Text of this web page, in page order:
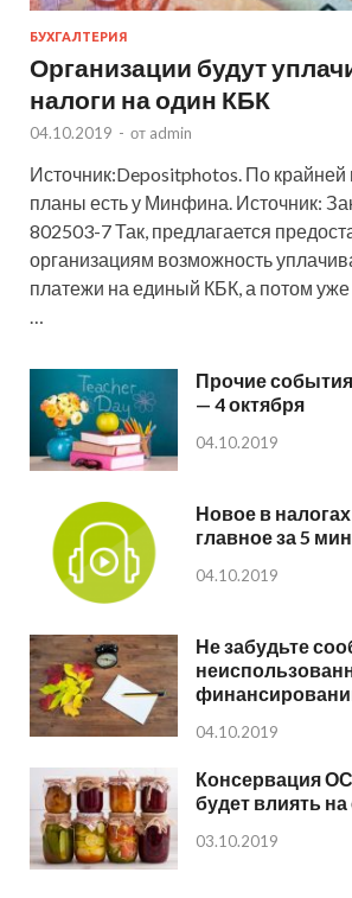
БУХГАЛТЕРИЯ
Организации будут
налоги на один КБК
04.10.2019 - от admin
Источник:Depositphotos. По крайней
планы есть у Минфина. Источник:
802503-7 Так, предлагается
организациям возможность
платежи на единый КБК, а потом уже
…
Прочие события
— 4 октября
04.10.2019
Новое в налогах
главное за 5
04.10.2019
Не забудьте
04.10.2019
Консервация
будет влиять
03.10.2019